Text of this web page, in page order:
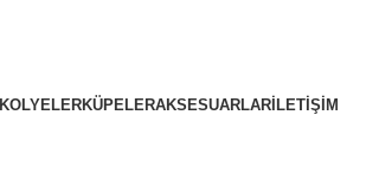
KOLYELERKÜPELERAKSESUARLAR İLETIŞIM